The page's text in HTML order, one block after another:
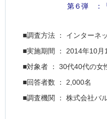
第６弾 ：「
■調査方法 ： インターネ
■実施期間 ： 2014年10月
■対象者 ： 30代40代の女
■回答者数 ： 2,000名
■調査機関 ： 株式会社バ